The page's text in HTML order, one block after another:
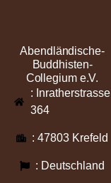
Abendländische-
Buddhisten-
Collegium e.V.
: Inratherstrasse
364
: 47803 Krefeld
: Deutschland